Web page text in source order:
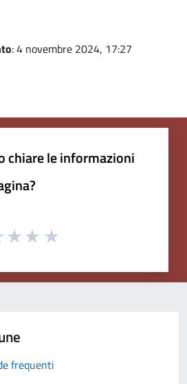
: 4 novembre 2024, 17:27
chiare le informazioni
frequenti